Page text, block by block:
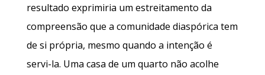
resultado exprimiria um estreitamento da
compreensão que a comunidade diaspórica tem
de si própria, mesmo quando a intenção é
servi-la. Uma casa de um quarto não acolhe